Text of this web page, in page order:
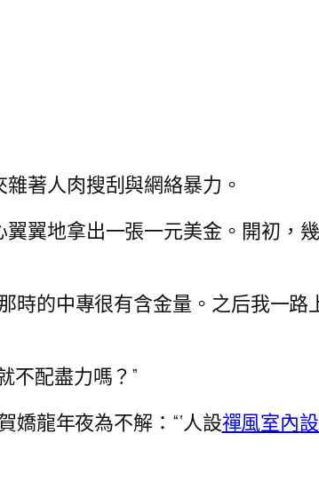
著人肉搜刮與網絡暴力。
翼地拿出一張一元美金。開初，
時的中專很有含金量。之后我一路
不配盡力嗎？”
嬌龍年夜為不解：“‘人設禪風室內